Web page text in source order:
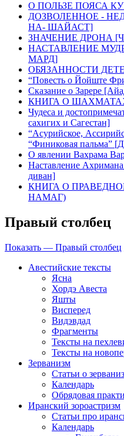
О ПОЛЬЗЕ ПОЯСА
ДОЗВОЛЕННОЕ -
НА- ШАЙАСТ]
ЗНАЧЕНИЕ ДРОНА
НАСТАВЛЕНИЕ
МАРД]
ОБЯЗАННОСТИ
“Повесть о Йойште
Сказание о Зарере
КНИГА О
Чудеса и
сахигих и Сагестан]
“Асурийское,
“Финиковая пальма”
О явлении Вахрама
Наставление
диван]
КНИГА О
НАМАГ)
Правый столбец
Показать — Правый столбец
Авестийские тексты
Ясна
Хордэ Авеста
Яшты
Висперед
Видэвдад
Фрагменты
Тексты на
Тексты на
Зерванизм
Статьи о
Календарь
Обрядовая
Иранский зороастризм
Статьи про
Календарь